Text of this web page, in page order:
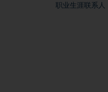
职业生涯联系人